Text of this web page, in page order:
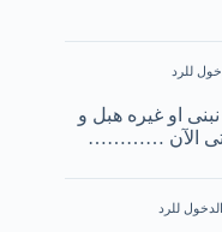
للرد
نبنى او غيره هبل و
الآن …………
للرد